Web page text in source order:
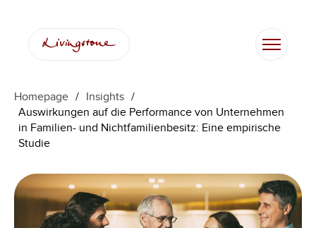
springen
Homepage / Insights /
Auswirkungen auf die Performance von Unternehmen
in Familien- und Nichtfamilienbesitz: Eine empirische
Studie